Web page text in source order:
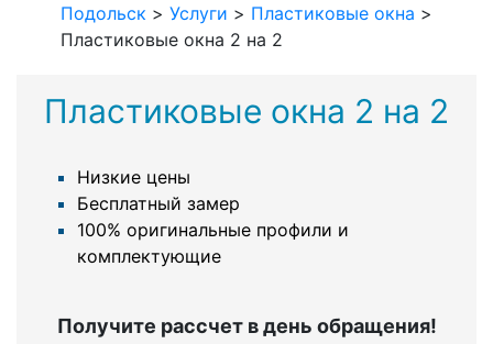
Подольск > Услуги > Пластиковые окна >
Пластиковые окна 2 на 2
Пластиковые окна 2 на 2
Низкие цены
Бесплатный замер
100% оригинальные профили и
комплектующие
Получите рассчет в день обращения!